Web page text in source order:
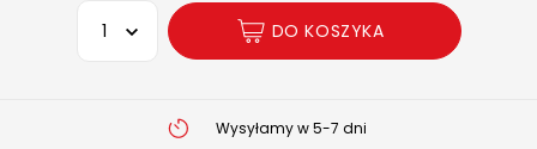
Wybierz opcję
DO KOSZYKA
Wysyłamy w 5-7 dni